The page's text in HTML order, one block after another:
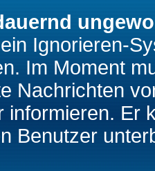
Ignorieren-
Im Moment
Nachrichten
informieren. Er
Benutzer